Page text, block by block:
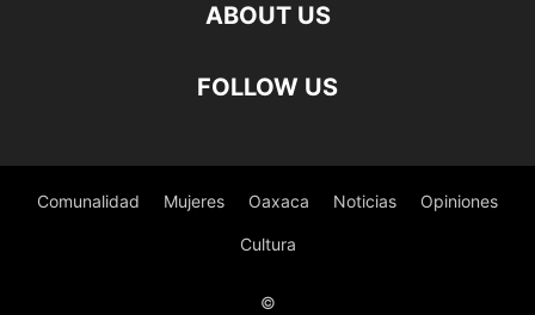
ABOUT US
FOLLOW US
Comunalidad Mujeres Oaxaca Noticias Opiniones
Cultura
©